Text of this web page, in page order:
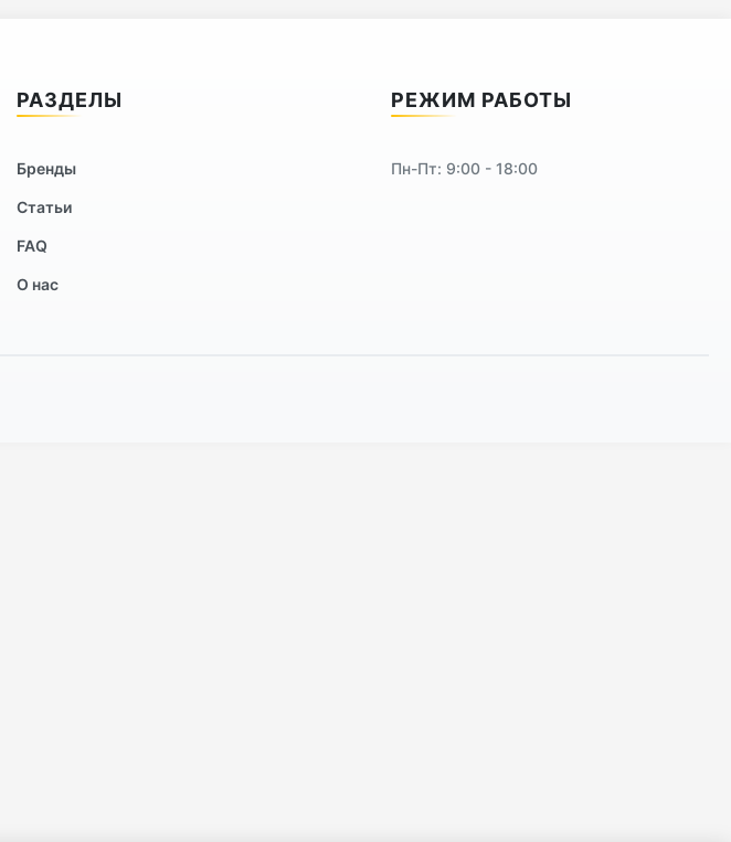
РАЗДЕЛЫ
Бренды
Статьи
FAQ
О нас
РЕЖИМ РАБОТЫ
Пн-Пт: 9:00 - 18:00